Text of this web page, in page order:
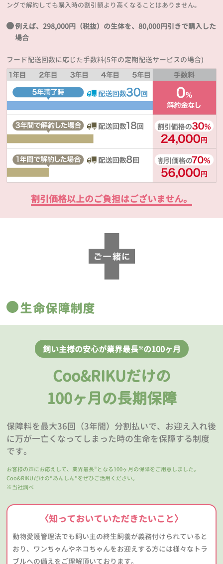
ングで解約しても購入時の割引額より高くなることはありません。
例えば、298,000円（税抜）の生体を、80,000円引きで購入した
場合
フード配送回数に応じた手数料(5年の定期配送サービスの場合)
割引価格以上のご負担はございません。
生命保障制度
飼い主様の安心が業界最長※の100ヶ月
Coo&RIKUだけの
100ヶ月の長期保障
保障料を最大36回（3年間）分割払いで、お迎え入れ後
に万が一亡くなってしまった時の生命を保障する制度
です。
お客様の声にお応えして、業界最長 ※ となる100ヶ月の保障をご用意しました。
Coo&RIKUだけの“あんしん”をぜひご活用ください。
※当社調べ
〈知っておいていただきたいこと〉
動物愛護管理法でも飼い主の終生飼養が義務付けられていると
おり、ワンちゃんやネコちゃんをお迎えする方には様々なトラ
ブルへの備えをご理解頂いております。